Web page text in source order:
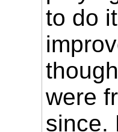
to do
were
since.